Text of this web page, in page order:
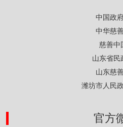
中国政
中华慈
慈善中
山东省民
山东慈
潍坊市人民
官方